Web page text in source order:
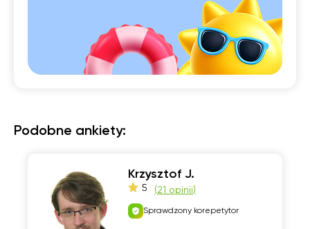
Podobne ankiety:
Krzysztof J.
5 (21 opinii)
Sprawdzony korepetytor